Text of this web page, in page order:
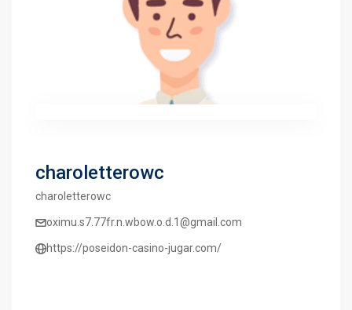
charoletterowc
charoletterowc
oximu.s7.77fr.n.wbow.o.d.1@gmail.com
https://poseidon-casino-jugar.com/